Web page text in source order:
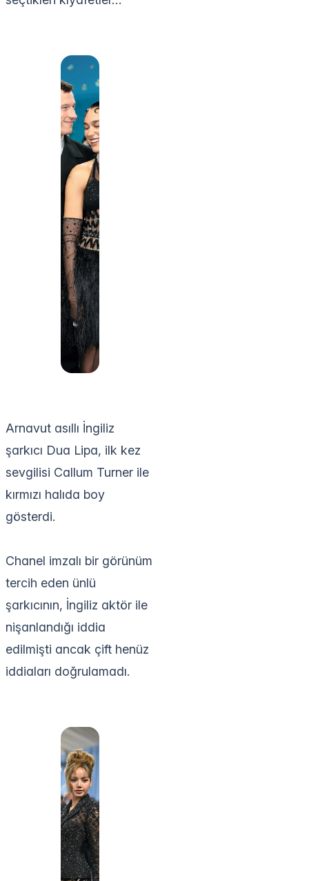
Arnavut asıllı İngiliz
şarkıcı Dua Lipa, ilk kez
sevgilisi Callum Turner ile
kırmızı halıda boy
gösterdi.
Chanel imzalı bir görünüm
tercih eden ünlü
şarkıcının, İngiliz aktör ile
nişanlandığı iddia
edilmişti ancak çift henüz
iddiaları doğrulamadı.